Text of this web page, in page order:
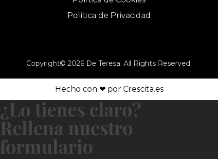
Política de Privacidad
Copyright© 2026 De Teresa. All Rights Reserved.
Hecho con ❤ por Crescita.es
¿Lo tienes claro?
Rellena nuestro
formulario